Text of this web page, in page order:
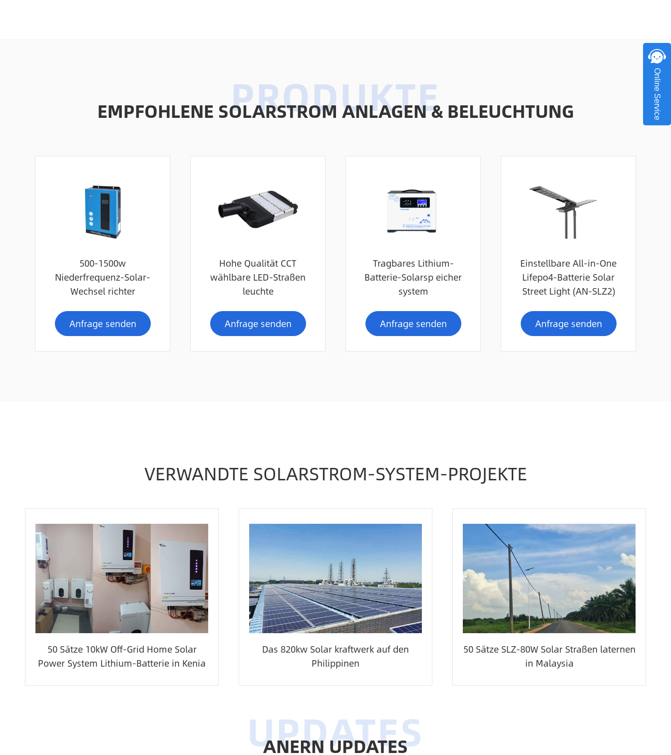
EMPFOHLENE SOLARSTROM ANLAGEN & BELEUCHTUNG
500-1500w
Niederfrequenz-Solar-
Wechsel richter
Anfrage senden
Hohe Qualität CCT
wählbare LED-Straßen
leuchte
Anfrage senden
Tragbares Lithium-
Batterie-Solarsp eicher
system
Anfrage senden
Einstellbare All-in-One
Lifepo4-Batterie Solar
Street Light (AN-SLZ2)
Anfrage senden
VERWANDTE SOLARSTROM-SYSTEM-PROJEKTE
50 Sätze 10kW Off-Grid Home Solar
Power System Lithium-Batterie in Kenia
Das 820kw Solar kraftwerk auf den
Philippinen
50 Sätze SLZ-80W Solar Straßen laternen
in Malaysia
ANERN UPDATES
Online Service